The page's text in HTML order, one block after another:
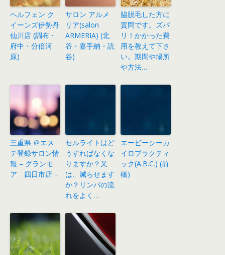
ヘルフェン ク
イーンズ伊勢丹
仙川店 (調布・
府中・分倍河
原)
サロン アルメ
リア(salon
ARMERIA) (北
谷・嘉手納・読
谷)
脇脱毛した方に
質問です。ズバ
リ！かかった費
用を教えて下さ
い。期間や場所
や方法…
三重県 ＠エス
テ登録サロン情
報 – グランモ
ア 四日市店 –
セルライトはど
うすればなくな
りますか？又
は、減らせます
か？リンパの流
れをよく…
エービーシーカ
イロプラクティ
ック(A.B.C.) (前
橋)